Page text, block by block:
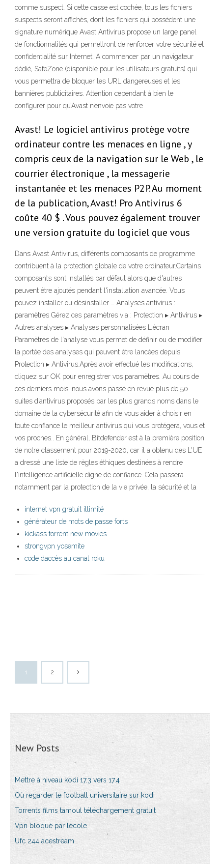
comme suspect. Si cette casse est cochée, tous les fichiers
suspects seront affichés, dont les fichiers qui possèdent une
signature numérique Avast Antivirus propose un large panel
de fonctionnalités qui permettront de renforcer votre sécurité et
confidentialité sur Internet. A commencer par un navigateur
dédié, SafeZone (disponible pour les utilisateurs gratuits) qui
vous permettra de bloquer les URL dangereuses et les
bannières publicitaires. Attention cependant à bien le
configurer pour qu’Avast n’envoie pas votre
Avast! Le logiciel antivirus protège votre
ordinateur contre les menaces en ligne , y
compris ceux de la navigation sur le Web , le
courrier électronique , la messagerie
instantanée et les menaces P2P. Au moment
de la publication, Avast! Pro Antivirus 6
coûte 40 $ . Vous pouvez également trouver
une version gratuite du logiciel que vous
Dans Avast Antivirus, différents composants de programme
contribuent à la protection globale de votre ordinateur.Certains
composants sont installés par défaut alors que d'autres
peuvent être ajoutés pendant l'installation avancée. Vous
pouvez installer ou désinstaller … Analyses antivirus :
paramètres Gérez ces paramètres via : Protection ▸ Antivirus ▸
Autres analyses ▸ Analyses personnalisées L'écran
Paramètres de l'analyse vous permet de définir ou de modifier
la portée des analyses qui peuvent être lancées depuis
Protection ▸ Antivirus.Après avoir effectué les modifications,
cliquez sur OK pour enregistrer vos paramètres. Au cours de
ces derniers mois, nous avons passé en revue plus de 50
suites d’antivirus proposés par les plus grands noms dans le
domaine de la cybersécurité afin de vous aider à choisir en
toute confiance le meilleur antivirus qui vous protégera, vous et
vos proches.. En général, Bitdefender est à la première position
de notre classement pour 2019-2020, car il a obtenu des L'UE
a dressé une liste de règles éthiques destinées à rendre
l'intelligence artificielle digne de confiance. Cela passera
notamment par la protection de la vie privée, la sécurité et la
internet vpn gratuit illimité
générateur de mots de passe forts
kickass torrent new movies
strongvpn yosemite
code daccès au canal roku
1 2
New Posts
Mettre à niveau kodi 17.3 vers 17.4
Où regarder le football universitaire sur kodi
Torrents films tamoul téléchargement gratuit
Vpn bloqué par lécole
Ufc 244 acestream